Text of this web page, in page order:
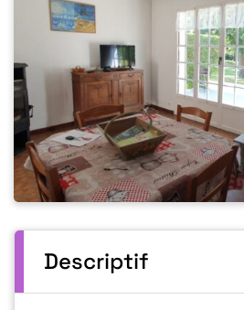
Descriptif